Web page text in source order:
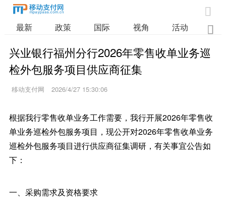

最新 政策 国际 视角 活动 业

兴业银行福州分行2026年零售收单业务巡
检外包服务项目供应商征集
移动支付网 2026/4/27 15:30:06
根据我行零售收单业务工作需要，我行开展2026年零售收
单业务巡检外包服务项目，现公开对2026年零售收单业务
巡检外包服务项目进行供应商征集调研，有关事宜公告如
下：
一、采购需求及资格要求